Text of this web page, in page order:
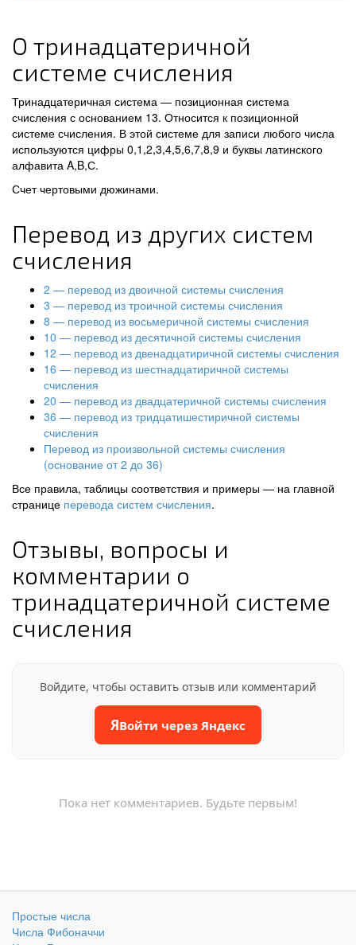
О тринадцатеричной
системе счисления
Тринадцатеричная система — позиционная система
счисления с основанием 13. Относится к позиционной
системе счисления. В этой системе для записи любого числа
используются цифры 0,1,2,3,4,5,6,7,8,9 и буквы латинского
алфавита A,B,С.
Счет чертовыми дюжинами.
Перевод из других систем
счисления
2 — перевод из двоичной системы счисления
3 — перевод из троичной системы счисления
8 — перевод из восьмеричной системы счисления
10 — перевод из десятичной системы счисления
12 — перевод из двенадцатиричной системы счисления
16 — перевод из шестнадцатиричной системы
счисления
20 — перевод из двадцатеричной системы счисления
36 — перевод из тридцатишестиричной системы
счисления
Перевод из произвольной системы счисления
(основание от 2 до 36)
Все правила, таблицы соответствия и примеры — на главной
странице перевода систем счисления.
Отзывы, вопросы и
комментарии о
тринадцатеричной системе
счисления
Войдите, чтобы оставить отзыв или комментарий
ЯВойти через Яндекс
Пока нет комментариев. Будьте первым!
Простые числа
Числа Фибоначчи